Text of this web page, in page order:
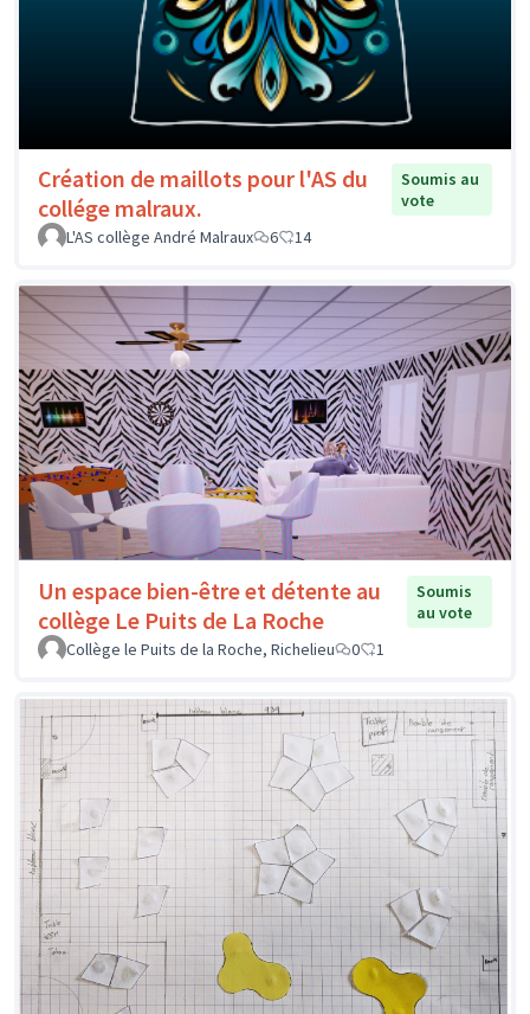
Création de maillots pour l'AS du
collége malraux.
Soumis au
vote
L'AS collège André Malraux
6 14
Un espace bien-être et détente au
collège Le Puits de La Roche
Soumis
au vote
Collège le Puits de la Roche, Richelieu
0 1